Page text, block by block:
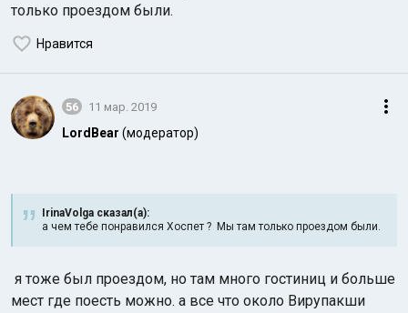
только проездом были.
Нравится
56 11 мар. 2019
LordBear (модератор)
IrinaVolga сказал(а):
а чем тебе понравился Хоспет ? Мы там только проездом были.
я тоже был проездом, но там много гостиниц и больше
мест где поесть можно. а все что около Вирупакши